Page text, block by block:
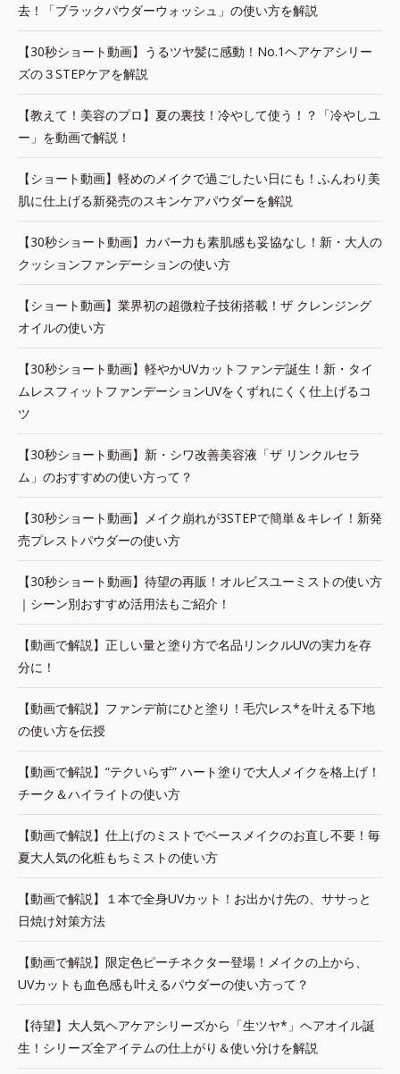
去！「ブラックパウダーウォッシュ」の使い方を解説
【30秒ショート動画】うるツヤ髪に感動！No.1ヘアケアシリー
ズの３STEPケアを解説
【教えて！美容のプロ】夏の裏技！冷やして使う！？「冷やしユ
ー」を動画で解説！
【ショート動画】軽めのメイクで過ごしたい日にも！ふんわり美
肌に仕上げる新発売のスキンケアパウダーを解説
【30秒ショート動画】カバー力も素肌感も妥協なし！新・大人の
クッションファンデーションの使い方
【ショート動画】業界初の超微粒子技術搭載！ザ クレンジング
オイルの使い方
【30秒ショート動画】軽やかUVカットファンデ誕生！新・タイ
ムレスフィットファンデーションUVをくずれにくく仕上げるコ
ツ
【30秒ショート動画】新・シワ改善美容液「ザ リンクルセラ
ム」のおすすめの使い方って？
【30秒ショート動画】メイク崩れが3STEPで簡単＆キレイ！新発
売プレストパウダーの使い方
【30秒ショート動画】待望の再販！オルビスユーミストの使い方
｜シーン別おすすめ活用法もご紹介！
【動画で解説】正しい量と塗り方で名品リンクルUVの実力を存
分に！
【動画で解説】ファンデ前にひと塗り！毛穴レス*を叶える下地
の使い方を伝授
【動画で解説】“テクいらず” ハート塗りで大人メイクを格上げ！
チーク＆ハイライトの使い方
【動画で解説】仕上げのミストでベースメイクのお直し不要！毎
夏大人気の化粧もちミストの使い方
【動画で解説】１本で全身UVカット！お出かけ先の、ササっと
日焼け対策方法
【動画で解説】限定色ピーチネクター登場！メイクの上から、
UVカットも血色感も叶えるパウダーの使い方って？
【待望】大人気ヘアケアシリーズから「生ツヤ*」ヘアオイル誕
生！シリーズ全アイテムの仕上がり＆使い分けを解説